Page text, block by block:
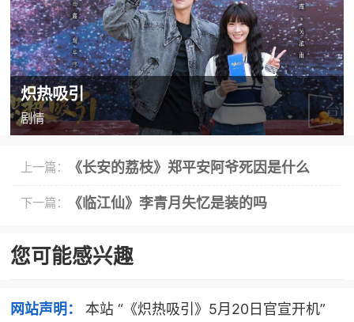
炽热吸引
剧情
上一篇： 《长安的荔枝》郑平安阿爷死因是什么
下一篇： 《临江仙》李青月失忆是装的吗
您可能感兴趣
网站声明：
本站 “《炽热吸引》5月20日官宣开机”